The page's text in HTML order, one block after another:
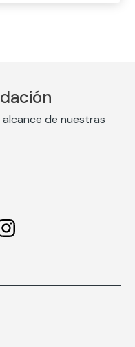
de nuestras